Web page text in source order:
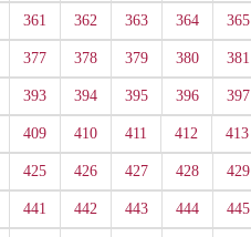
361 362 363 364 365
377 378 379 380 381
393 394 395 396 397
409 410 411 412 413
425 426 427 428 429
441 442 443 444 445